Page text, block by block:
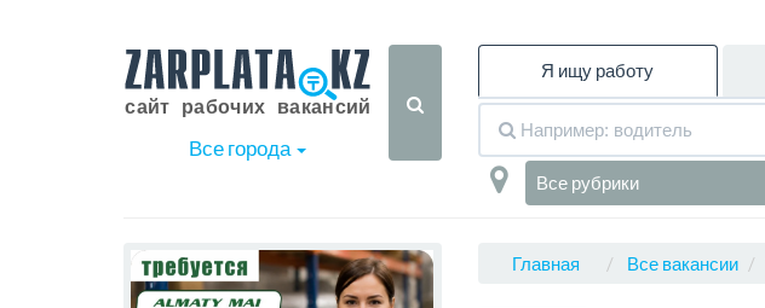
Все города
Я ищу работу
Все рубрики
Главная Все вакансии